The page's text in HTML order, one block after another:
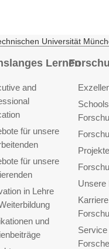
Universität
Lernen
and
für unsere
für unsere
in Lehre
und
Projekte
Unsere
Service